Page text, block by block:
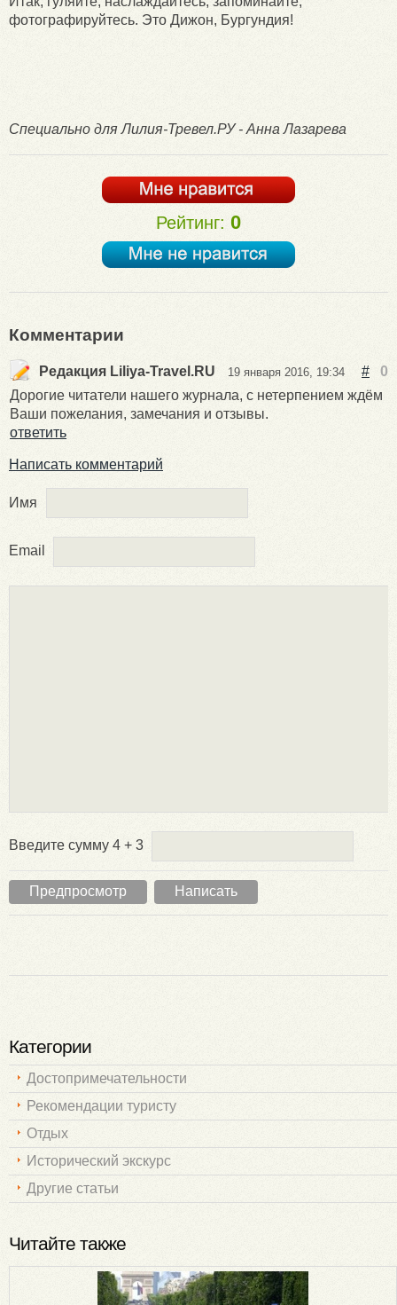
фотографируйтесь. Это Дижон, Бургундия!
Специально для Лилия-Тревел.РУ - Анна Лазарева
Рейтинг: 0
Комментарии
Редакция Liliya-Travel.RU 19 января 2016, 19:34 #
0
Дорогие читатели нашего журнала, с нетерпением ждём
Ваши пожелания, замечания и отзывы.
ответить
Написать комментарий
Имя
Email
Введите сумму 4 + 3
Категории
Достопримечательности
Рекомендации туристу
Отдых
Исторический экскурс
Другие статьи
Читайте также